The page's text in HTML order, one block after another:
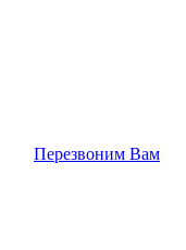
Перезвоним Вам